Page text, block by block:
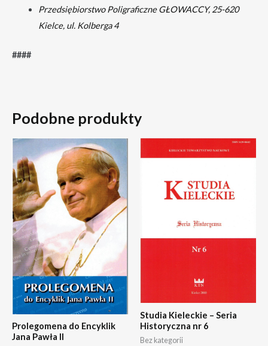
Przedsiębiorstwo Poligraficzne GŁOWACCY, 25-620
Kielce, ul. Kolberga 4
####
Podobne produkty
Prolegomena do Encyklik
Jana Pawła II
Studia Kieleckie – Seria
Historyczna nr 6
Bez kategorii